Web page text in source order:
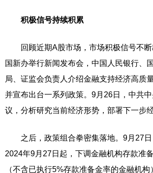
积极信号持续积累
回顾近期A股市场，市场积极信号不断
国新办举行新闻发布会，中国人民银行、
局、证监会负责人介绍金融支持经济高质
并宣布出台一系列政策。9月26日，中共
议，分析研究当前经济形势，部署下一步经
之后，政策组合拳密集落地。9月27日
2024年9月27日起，下调金融机构存款准
（不含已执行5%存款准备金率的金融机